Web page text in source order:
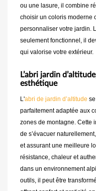
ou une lasure, il combine
choisir un coloris moderne
personnaliser votre jardin.
seulement fonctionnel, il
qui valorise votre extérieur.
L’abri jardin
esthétique
L'abri de jardin d’altitude
parfaitement adaptée aux
zones de montagne. Cette
de s’évacuer
et assurant une meilleure
résistance, chaleur et
dans un environnement
outils, il peut être